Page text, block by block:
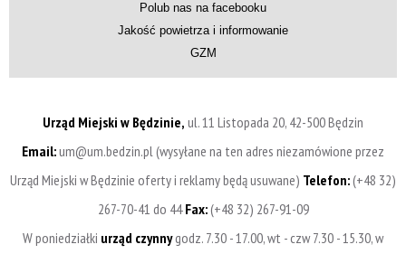
Polub nas na facebooku
Jakość powietrza i informowanie
GZM
Urząd Miejski w Będzinie, ul. 11 Listopada 20, 42-500 Będzin
Email:um@um.bedzin.pl (wysyłane na ten adres niezamówione przez
Urząd Miejski w Będzinie oferty i reklamy będą usuwane) Telefon:(+48 32)
267-70-41 do 44Fax:(+48 32) 267-91-09
W poniedziałki urząd czynnygodz. 7.30 - 17.00, wt - czw 7.30 - 15.30, w